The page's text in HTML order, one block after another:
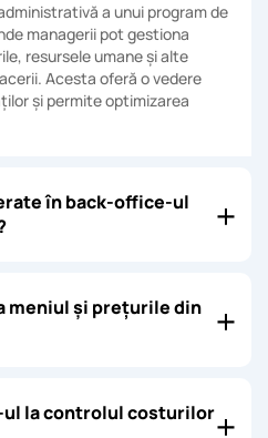
a unui program de
managerii pot gestiona
resursele umane și alte
Acesta oferă o vedere
și permite optimizarea
în back-office-ul
meniul și prețurile din
la controlul costurilor